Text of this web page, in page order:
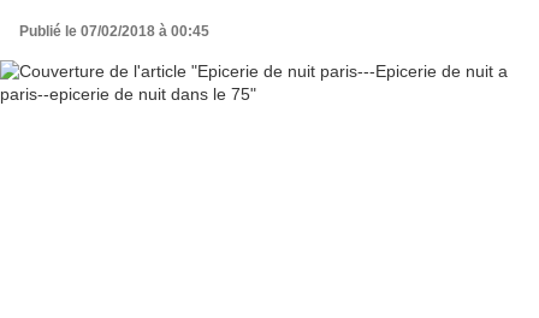
Publié le 07/02/2018 à 00:45